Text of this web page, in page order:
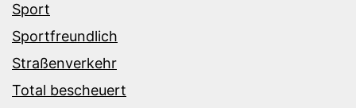
Sport
Sportfreundlich
Straßenverkehr
Total bescheuert